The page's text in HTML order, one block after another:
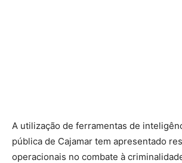
A utilização de ferramentas de
pública de Cajamar tem apresentado
operacionais no combate à